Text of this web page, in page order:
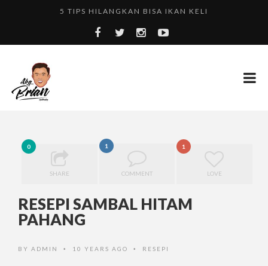
5 TIPS HILANGKAN BISA IKAN KELI
TIP HILANGKAN KESAN WARNA YANG TERKENA PADA PA...
0
SHARE
1
COMMENT
1
LOVE
RESEPI SAMBAL HITAM
PAHANG
BY ADMIN • 10 YEARS AGO • RESEPI